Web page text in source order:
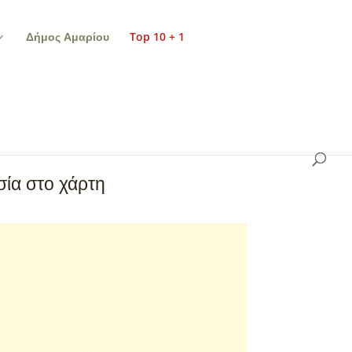
Δήμος Αμαρίου Top 10 + 1
στο χάρτη